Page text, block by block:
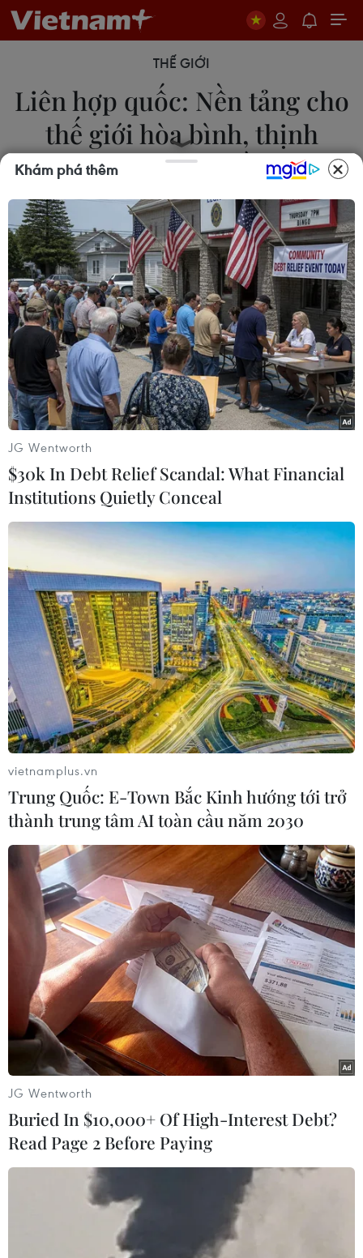
THẾ GIỚI
Liên hợp quốc: Nền tảng cho
thế giới hòa bình, thịnh
vượng, công bằng
24/10/2020 04:20
Với những thành tựu quan trọng, Liên hợp quốc đã
được quốc tế thừa nhận là tổ chức toàn cầu có vai
trò quan trọng và là nền tảng không thể thiếu cho
một thế giới hòa bình, thịnh vượng, công bằng
hơn.
Nhấp chuột để xem kích thước chuẩn.
được thành lập vào ngày
24/10/1945, cách đây 75 năm (1945-2020)./.
Khám phá thêm
JG Wentworth
$30k In Debt Relief Scandal: What Financial
Institutions Quietly Conceal
vietnamplus.vn
Trung Quốc: E-Town Bắc Kinh hướng tới trở
thành trung tâm AI toàn cầu năm 2030
JG Wentworth
Buried In $10,000+ Of High-Interest Debt?
Read Page 2 Before Paying